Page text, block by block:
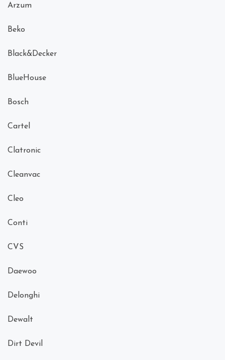
Arzum
Beko
Black&Decker
BlueHouse
Bosch
Cartel
Clatronic
Cleanvac
Cleo
Conti
CVS
Daewoo
Delonghi
Dewalt
Dirt Devil